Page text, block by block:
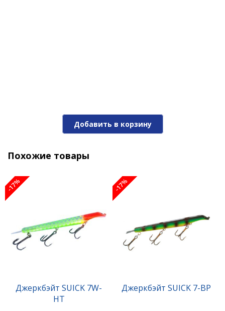
-17%
Добавить в корзину
Похожие товары
-17%
Джеркбэйт SUICK 7W-
HT
-17%
Джеркбэйт SUICK 7-BP